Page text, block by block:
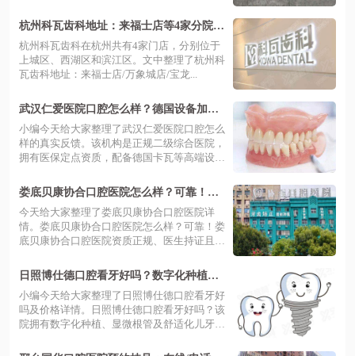
杭州科瓦齿科地址：来福士店等4家分院地
址路线+预约挂号+价格表
杭州科瓦齿科在杭州共有‌4家门店‌，分别位于
上城区、西湖区和滨江区。文中整理了杭州科
瓦齿科地址：来福士店/万象城店/宝龙...
武汉仁爱医院口腔怎么样？德国设备加持
三甲专家亲诊，种牙矫正技术靠谱
小编今天给大家整理了武汉仁爱医院口腔怎么
样的真实反馈。该机构是正规二级综合医院，
拥有医保定点资质，配备德国卡瓦等高端设
娄底贝康协合口腔医院怎么样？可靠！价
格不贵地址好找预约便捷
今天给大家整理了娄底贝康协合口腔医院详
情。娄底贝康协合口腔医院怎么样？可靠！娄
底贝康协合口腔医院资质正规、医生持证且配
日照博仕德口腔看牙好吗？数字化种植技
术靠谱，价格表公开透明
小编今天给大家整理了日照博仕德口腔看牙好
吗及价格详情。日照博仕德口腔看牙好吗？该
院拥有数字化种植、显微根管及舒适化儿牙